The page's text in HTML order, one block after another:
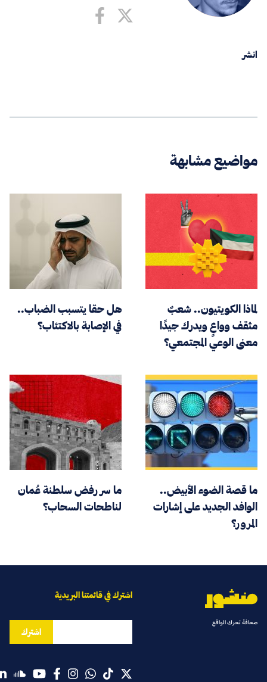
انشر
مواضيع مشابهة
لماذا الكويتيون.. شعبٌ
مثقف وواعٍ ويدرك جيدًا
معنى الوعي المجتمعي؟
هل حقا يتسبب الضباب..
في الإصابة بالاكتئاب؟
ما قصة الضوء الأبيض..
الوافد الجديد على إشارات
المرور؟
ما سر رفض سلطنة عُمان
لناطحات السحاب؟
صحافة تحرك الواقع
اشترك في قائمتنا البريدية
اشترك